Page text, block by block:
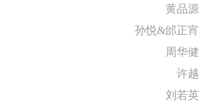
黄品源
孙悦&邰正宵
周华健
许越
刘若英